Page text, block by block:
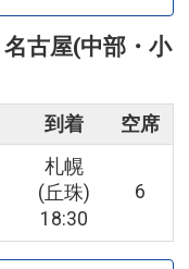
名古屋(中部・小
到着 空席
札幌
(丘珠)
18:30
6